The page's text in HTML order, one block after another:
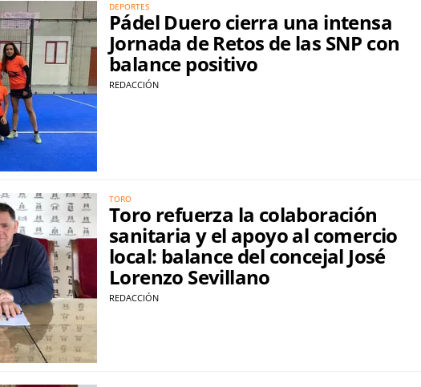
DEPORTES
Pádel Duero cierra una intensa
Jornada de Retos de las SNP con
balance positivo
REDACCIÓN
TORO
Toro refuerza la colaboración
sanitaria y el apoyo al comercio
local: balance del concejal José
Lorenzo Sevillano
REDACCIÓN